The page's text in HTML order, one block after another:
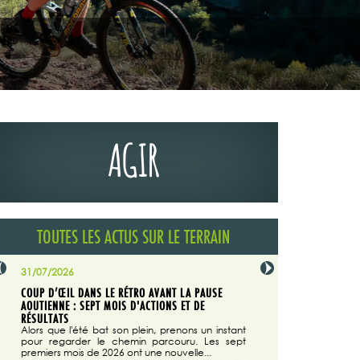
AGIR
TOUTES LES ACTUS SUR LE TERRAIN
du
31/07/2026
COUP D’ŒIL DANS LE RÉTRO AVANT LA PAUSE
AOUTIENNE : SEPT MOIS D'ACTIONS ET DE
RÉSULTATS
Alors que l'été bat son plein, prenons un instant
pour regarder le chemin parcouru. Les sept
premiers mois de 2026 ont une nouvelle...
29/07/2026